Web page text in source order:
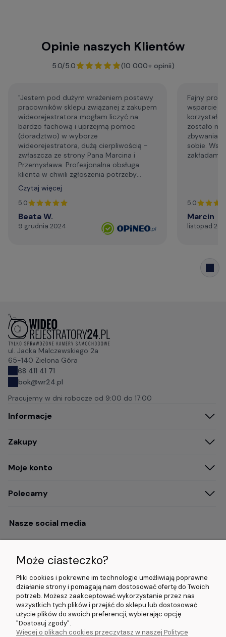
F.A.Q. - najczęściej zadawane pytania
Opinie naszych Klientów
5.0/5.0 (10 000+ opinii)
"Jestem pod dużym wrażeniem postawy
pracowników sklepu związanej z zakupem
wideorejestratora mogłam liczyć na
bardzo fachową i uprzejmą pomoc
(doradztwo) w wyborze
wideorejestratora, dużą cierpliwością -
zwłaszcza ze strony Pana Marcina i
Przemysława. Profesjonalna obsługa
klienta w chwili zgłoszenia potrzeby
wsparcia technicznego. Generalnie,
profesjonalizm. Serdecznie i najmocniej
dziękuję za życzliwą pomoc telefoniczną,
szybki kontakt mailowy."
Czytaj więcej
5.0
Beata W.
9 grudnia 2024
Fajny
wsparcie
zostało mi
zbywania
sobie.
zakładam
5.0
Marcin
listopad
ul. Jacka Malczewskiego 2a
65-140 Zielona Góra
68 411 41 71
bok@wr24.pl
Pracujemy w dni robocze od 9:00 do 17:00
Informacje
Zakupy
Moje konto
Polecamy
Nasze social media
Opinie i wyróżnienia
5.0/5.0 (5000+
opinii)
5.0/5.0 (5000+
opinii)
4.9/5.0 (120+
opinii)
Może ciasteczko?
Pliki cookies i pokrewne im technologie umożliwiają poprawne
działanie strony i pomagają nam dostosować ofertę do Twoich
potrzeb. Możesz zaakceptować wykorzystanie przez nas
wszystkich tych plików i przejść do sklepu lub dostosować
użycie plików do swoich preferencji, wybierając opcję
"Dostosuj zgody".
Więcej o plikach cookies przeczytasz w naszej Polityce